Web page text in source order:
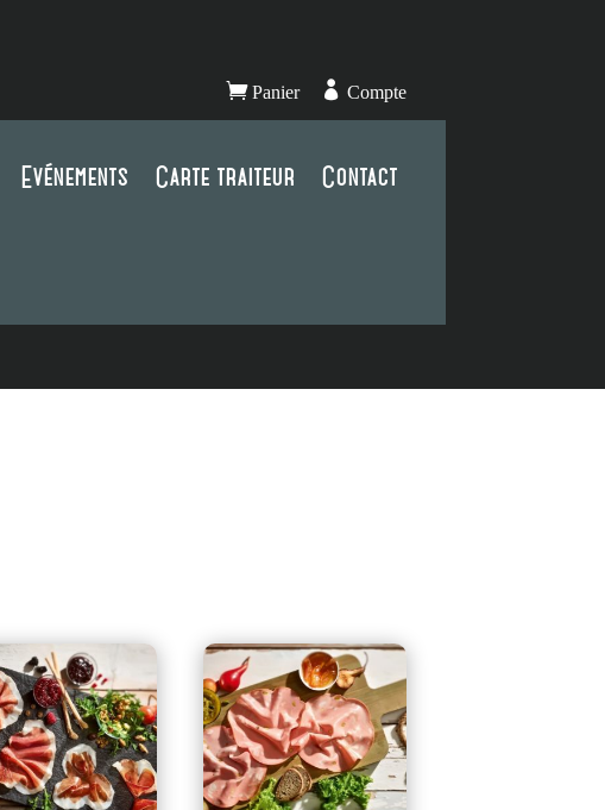
Panier  Compte
Evénements Carte traiteur Contact